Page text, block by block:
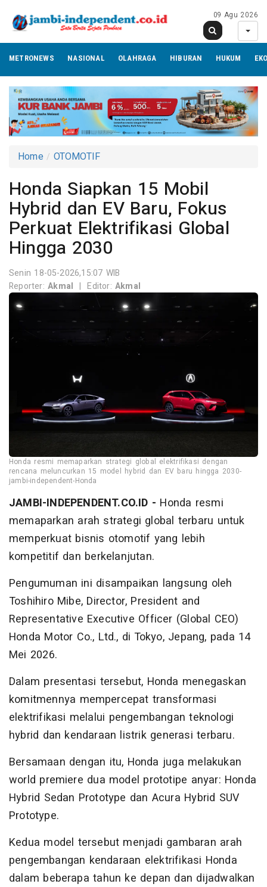
09 Agu 2026
METRONEWS NASIONAL OLAHRAGA HIBURAN HUKUM
Home OTOMOTIF
Honda Siapkan 15 Mobil
Hybrid dan EV Baru, Fokus
Perkuat Elektrifikasi Global
Hingga 2030
Senin 18-05-2026,15:07 WIB
Reporter:Akmal | Editor:Akmal
Honda resmi memaparkan strategi global elektrifikasi dengan
rencana meluncurkan 15 model hybrid dan EV baru hingga 2030-
jambi-independent-Honda
JAMBI-INDEPENDENT.CO.ID - Honda resmi
memaparkan arah strategi global terbaru untuk
memperkuat bisnis otomotif yang lebih
kompetitif dan berkelanjutan.
Pengumuman ini disampaikan langsung oleh
Toshihiro Mibe, Director, President and
Representative Executive Officer (Global CEO)
Honda Motor Co., Ltd., di Tokyo, Jepang, pada 14
Mei 2026.
Dalam presentasi tersebut, Honda menegaskan
komitmennya mempercepat transformasi
elektrifikasi melalui pengembangan teknologi
hybrid dan kendaraan listrik generasi terbaru.
Bersamaan dengan itu, Honda juga melakukan
world premiere dua model prototipe anyar: Honda
Hybrid Sedan Prototype dan Acura Hybrid SUV
Prototype.
Kedua model tersebut menjadi gambaran arah
pengembangan kendaraan elektrifikasi Honda
dalam beberapa tahun ke depan dan dijadwalkan